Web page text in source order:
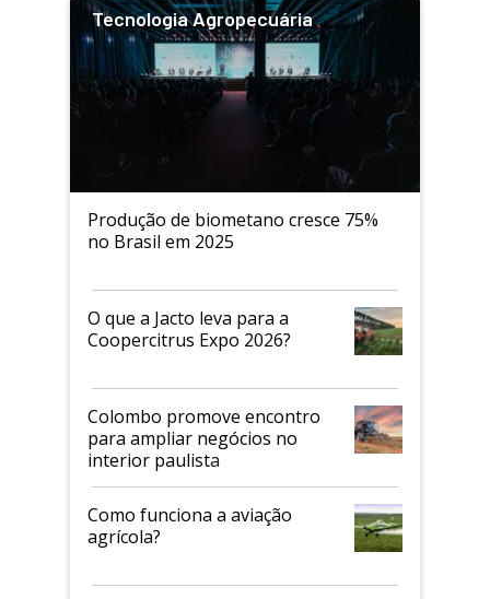
Tecnologia Agropecuária
Produção de biometano cresce 75%
no Brasil em 2025
O que a Jacto leva para a
Coopercitrus Expo 2026?
Colombo promove encontro
para ampliar negócios no
interior paulista
Como funciona a aviação
agrícola?